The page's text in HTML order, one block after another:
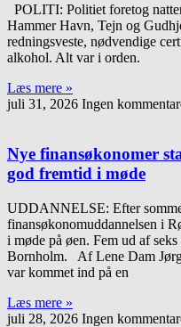
POLITI: Politiet foretog
Hammer Havn, Tejn og
redningsveste, nødvendige
alkohol. Alt var i orden.
Læs mere »
juli 31, 2026 Ingen
Nye finansøkonomer
god fremtid i møde
UDDANNELSE: Efter
finansøkonomuddannelsen i
i møde på øen. Fem ud af
Bornholm. Af Lene Dam
var kommet ind på en
Læs mere »
juli 28, 2026 Ingen